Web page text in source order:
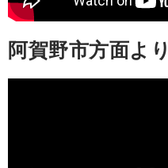
阿賀野市方面よ